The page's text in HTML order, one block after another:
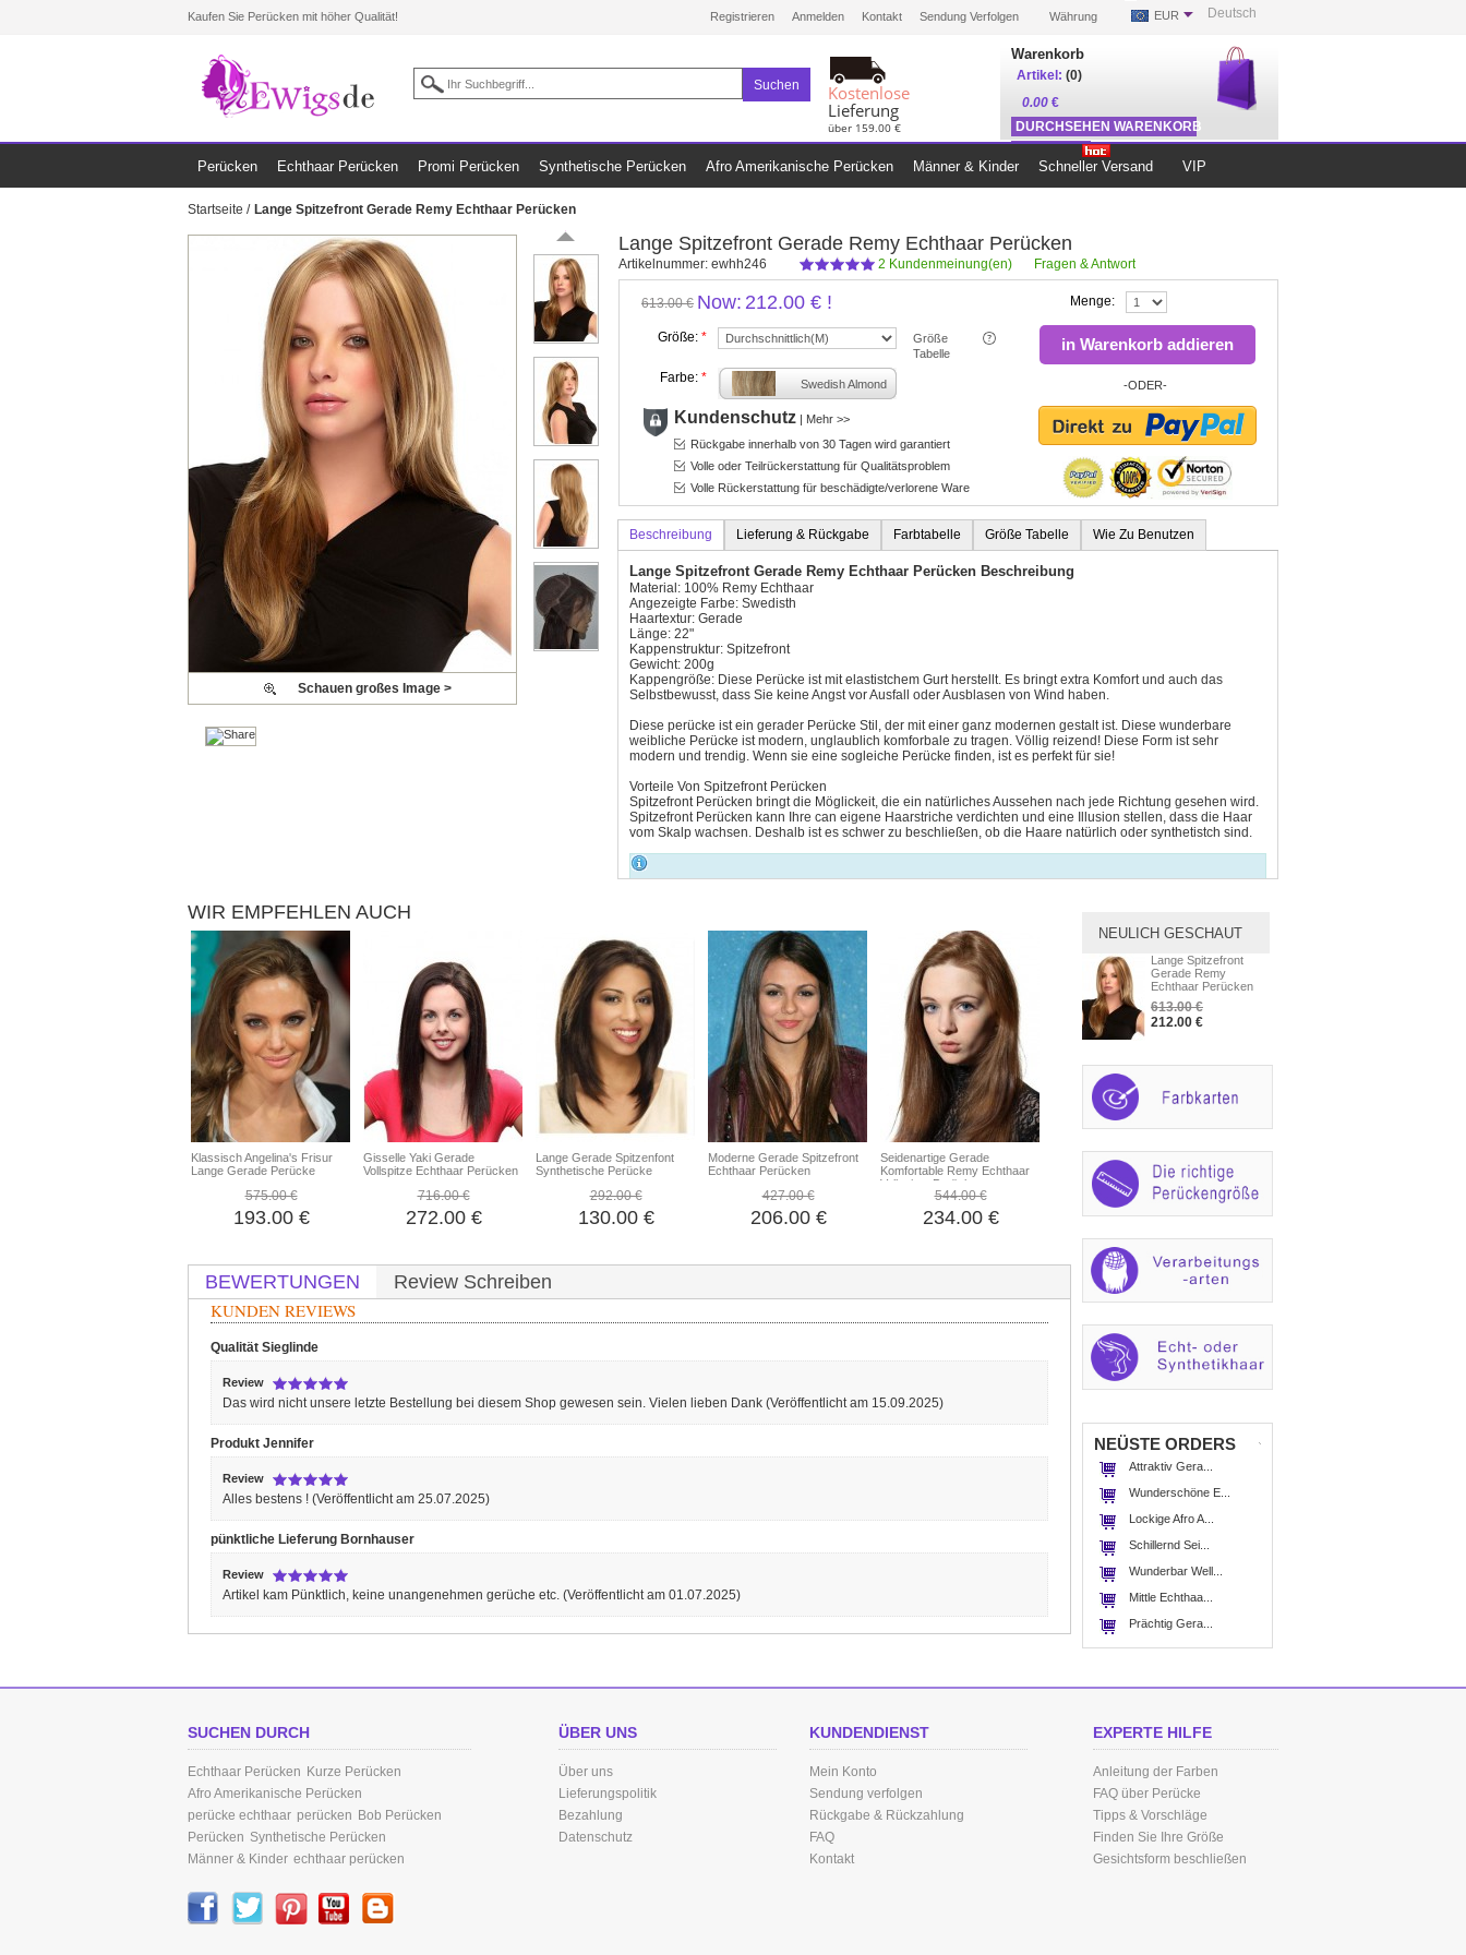
Kaufen Sie Perücken mit höher Qualität! Deutsch
Währung EUR
Registrieren Anmelden Kontakt Sendung Verfolgen
Suchen
Kostenlose
Lieferung
über 159.00 €
Warenkorb
Artikel: (0)
0.00 €
DURCHSEHEN WARENKORB
ZUR KASSE
Perücken Echthaar Perücken Promi Perücken Synthetische Perücken Afro Amerikanische Perücken Männer & Kinder Schneller Versand VIP
Startseite / Lange Spitzefront Gerade Remy Echthaar Perücken
Lange Spitzefront Gerade Remy Echthaar Perücken
Artikelnummer: ewhh246 2 Kundenmeinung(en) Fragen & Antwort
613.00 € Now: 212.00 € !
Größe: *
Größe
Tabelle
Farbe: * Swedish Almond
Kundenschutz | Mehr >>
Rückgabe innerhalb von 30 Tagen wird garantiert
Volle oder Teilrückerstattung für Qualitätsproblem
Volle Rückerstattung für beschädigte/verlorene Ware
Menge:
in Warenkorb addieren
-ODER-
Beschreibung Lieferung & Rückgabe Farbtabelle Größe Tabelle Wie Zu Benutzen
Lange Spitzefront Gerade Remy Echthaar Perücken Beschreibung
Material: 100% Remy Echthaar
Angezeigte Farbe: Swedisth
Haartextur: Gerade
Länge: 22"
Kappenstruktur: Spitzefront
Gewicht: 200g
Kappengröße: Diese Perücke ist mit elastistchem Gurt herstellt. Es bringt extra Komfort und auch das
Selbstbewusst, dass Sie keine Angst vor Ausfall oder Ausblasen von Wind haben.
Diese perücke ist ein gerader Perücke Stil, der mit einer ganz modernen gestalt ist. Diese wunderbare
weibliche Perücke ist modern, unglaublich komforbale zu tragen. Völlig reizend! Diese Form ist sehr
modern und trendig. Wenn sie eine sogleiche Perücke finden, ist es perfekt für sie!
Vorteile Von Spitzefront Perücken
Spitzefront Perücken bringt die Möglickeit, die ein natürliches Aussehen nach jede Richtung gesehen wird.
Spitzefront Perücken kann Ihre can eigene Haarstriche verdichten und eine Illusion stellen, dass die Haar
vom Skalp wachsen. Deshalb ist es schwer zu beschließen, ob die Haare natürlich oder synthetistch sind.
Wegen dem Lichtswinkel und Bildschirm wird der wirkliche Produkt nicht geleicht wie das Foto zeiget. Das ist nicht
Schauen großes Image >
WIR EMPFEHLEN AUCH
Klassisch Angelina's Frisur
Lange Gerade Perücke
575.00 €
193.00 €
Gisselle Yaki Gerade
Vollspitze Echthaar Perücken
716.00 €
272.00 €
Lange Gerade Spitzenfont
Synthetische Perücke
292.00 €
130.00 €
Moderne Gerade Spitzefront
Echthaar Perücken
427.00 €
206.00 €
Seidenartige Gerade
Komfortable Remy Echthaar
Vollspitze Perücke
544.00 €
234.00 €
BEWERTUNGEN
Review Schreiben
KUNDEN REVIEWS
Qualität Sieglinde
Review
Das wird nicht unsere letzte Bestellung bei diesem Shop gewesen sein. Vielen lieben Dank (Veröffentlicht am 15.09.2025)
Produkt Jennifer
Review
Alles bestens ! (Veröffentlicht am 25.07.2025)
pünktliche Lieferung Bornhauser
Review
Artikel kam Pünktlich, keine unangenehmen gerüche etc. (Veröffentlicht am 01.07.2025)
NEULICH GESCHAUT
Lange Spitzefront
Gerade Remy
Echthaar Perücken
613.00 €
212.00 €
NEÜSTE ORDERS
Attraktiv Gera...
Wunderschöne E...
Lockige Afro A...
Schillernd Sei...
Wunderbar Well...
Mittle Echthaa...
Prächtig Gera...
SUCHEN DURCH
Echthaar Perücken Kurze Perücken
Afro Amerikanische Perücken
perücke echthaar perücken Bob Perücken
Perücken Synthetische Perücken
Männer & Kinder echthaar perücken
ÜBER UNS
Über uns
Lieferungspolitik
Bezahlung
Datenschutz
KUNDENDIENST
Mein Konto
Sendung verfolgen
Rückgabe & Rückzahlung
FAQ
Kontakt
EXPERTE HILFE
Anleitung der Farben
FAQ über Perücke
Tipps & Vorschläge
Finden Sie Ihre Größe
Gesichtsform beschließen